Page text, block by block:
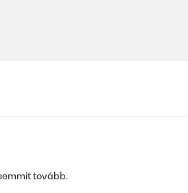
tovább.